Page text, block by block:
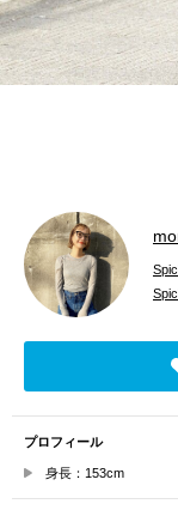
プロフィール
身長：153cm